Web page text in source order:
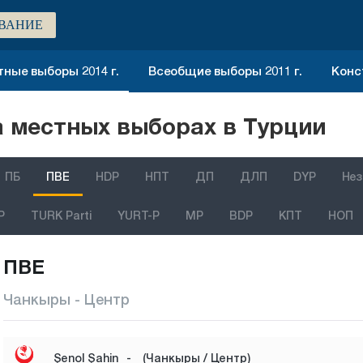
выборы 2014 г. Всеобщие выборы 2011 г.
выборах в Турции
ПБ ПВЕ HDP НПТ ДП ДЛП DYP
TURK Parti YURT-P MP BDP КПТ НОП
ПВЕ
Чанкыры - Центр
Şenol Şahin - (Чанкыры / Центр)